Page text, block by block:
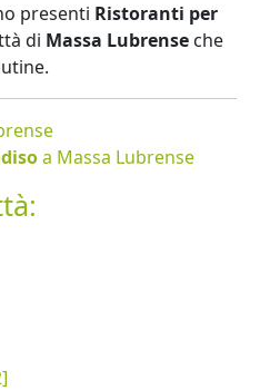
presenti Ristoranti per
di Massa Lubrense che
a Massa Lubrense